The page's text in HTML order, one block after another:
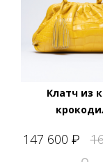
Клатч из
147 600 ₽